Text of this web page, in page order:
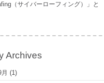
（サイバーローフィング）」と
Archives
(1)